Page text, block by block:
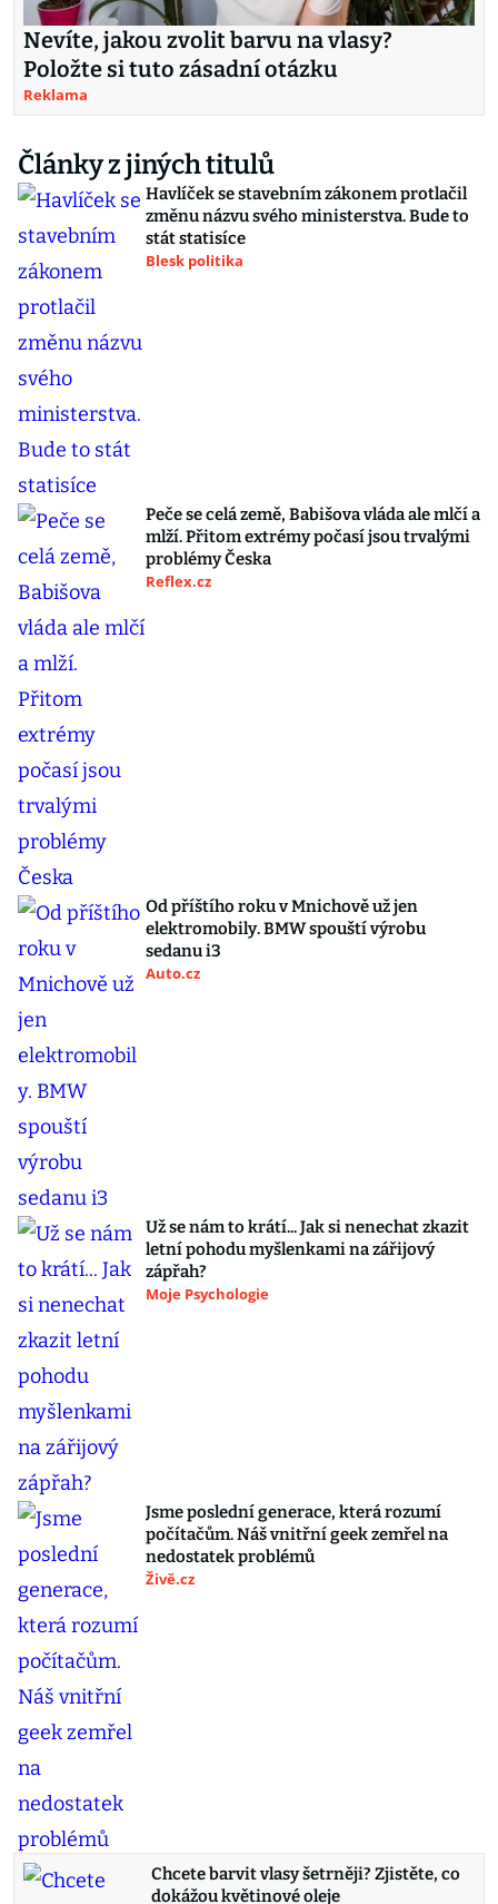
Nevíte, jakou zvolit barvu na vlasy?
Položte si tuto zásadní otázku
Reklama
Články z jiných titulů
Havlíček se stavebním zákonem protlačil
změnu názvu svého ministerstva. Bude to
stát statisíce
Blesk politika
Peče se celá země, Babišova vláda ale mlčí a
mlží. Přitom extrémy počasí jsou trvalými
problémy Česka
Reflex.cz
Od příštího roku v Mnichově už jen
elektromobily. BMW spouští výrobu
sedanu i3
Auto.cz
Už se nám to krátí... Jak si nenechat zkazit
letní pohodu myšlenkami na zářijový
zápřah?
Moje Psychologie
Jsme poslední generace, která rozumí
počítačům. Náš vnitřní geek zemřel na
nedostatek problémů
Živě.cz
Chcete barvit vlasy šetrněji? Zjistěte, co
dokážou květinové oleje